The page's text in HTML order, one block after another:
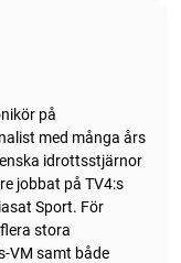
på
med många års
idrottsstjärnor
jobbat på TV4:s
Sport. För
stora
VM samt både